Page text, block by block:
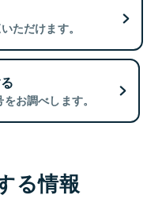
ただけます。
お調べします。
る情報